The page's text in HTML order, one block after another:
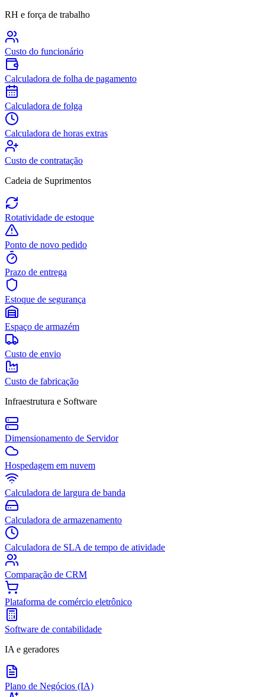
RH e força de trabalho
Custo do funcionário
Calculadora de folha de pagamento
Calculadora de folga
Calculadora de horas extras
Custo de contratação
Cadeia de Suprimentos
Rotatividade de estoque
Ponto de novo pedido
Prazo de entrega
Estoque de segurança
Espaço de armazém
Custo de envio
Custo de fabricação
Infraestrutura e Software
Dimensionamento de Servidor
Hospedagem em nuvem
Calculadora de largura de banda
Calculadora de armazenamento
Calculadora de SLA de tempo de atividade
Comparação de CRM
Plataforma de comércio eletrônico
Software de contabilidade
IA e geradores
Plano de Negócios (IA)